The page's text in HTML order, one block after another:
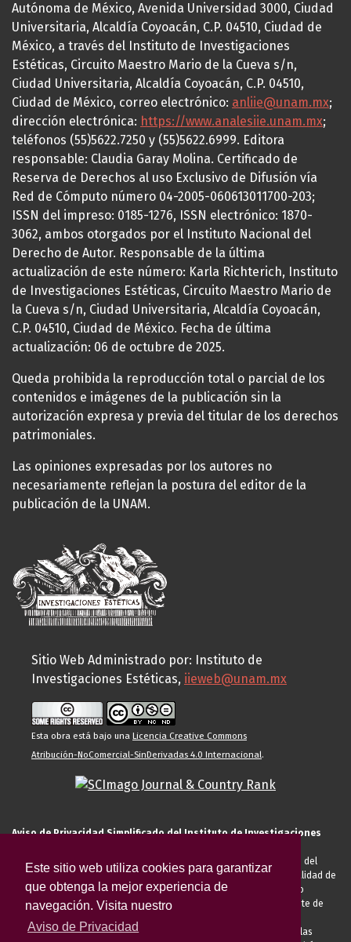
Este sitio web utiliza cookies para garantizar
que obtenga la mejor experiencia de
navegación. Visita nuestro
Aviso de Privacidad
Autónoma de México, Avenida Universidad 3000, Ciudad
Universitaria, Alcaldía Coyoacán, C.P. 04510, Ciudad de
México, a través del Instituto de Investigaciones
Estéticas, Circuito Maestro Mario de la Cueva s/n,
Ciudad Universitaria, Alcaldía Coyoacán, C.P. 04510,
Ciudad de México, correo electrónico: anliie@unam.mx;
dirección electrónica: https://www.analesiie.unam.mx;
teléfonos (55)5622.7250 y (55)5622.6999. Editora
responsable: Claudia Garay Molina. Certificado de
Reserva de Derechos al uso Exclusivo de Difusión vía
Red de Cómputo número 04-2005-060613011700-203;
ISSN del impreso: 0185-1276, ISSN electrónico: 1870-
3062, ambos otorgados por el Instituto Nacional del
Derecho de Autor. Responsable de la última
actualización de este número: Karla Richterich, Instituto
de Investigaciones Estéticas, Circuito Maestro Mario de
la Cueva s/n, Ciudad Universitaria, Alcaldía Coyoacán,
C.P. 04510, Ciudad de México. Fecha de última
actualización: 06 de octubre de 2025.
Queda prohibida la reproducción total o parcial de los
contenidos e imágenes de la publicación sin la
autorización expresa y previa del titular de los derechos
patrimoniales.
Las opiniones expresadas por los autores no
necesariamente reflejan la postura del editor de la
publicación de la UNAM.
Sitio Web Administrado por: Instituto de
Investigaciones Estéticas, iieweb@unam.mx
Esta obra está bajo una Licencia Creative Commons
Atribución-NoComercial-SinDerivadas 4.0 Internacional.
Aviso de Privacidad Simplificado del Instituto de Investigaciones
El Instituto de Investigaciones Estéticas de la UNAM, es responsable del
tratamiento de sus datos personales para el registro de usted en calidad de
alumno, docente, personal de la entidad académica, conferencista o
invitado externo (nacional o extranjero), visitante, proveedor o cliente de
anteriormente descritas u otras aquellas exigidas legalmente o por las